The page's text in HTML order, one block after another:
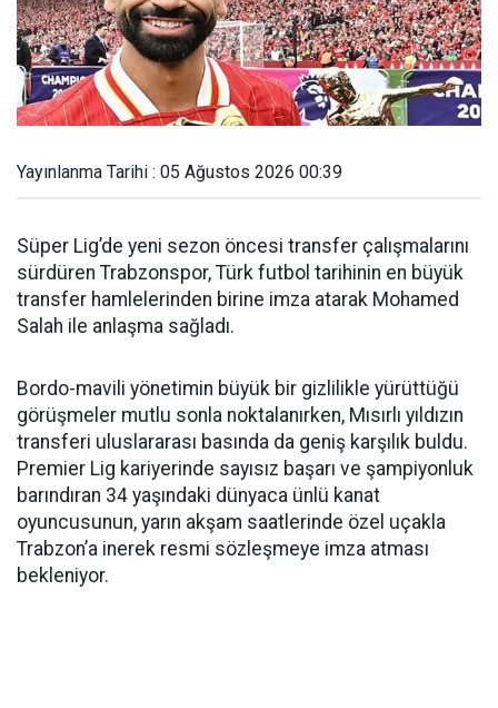
Yayınlanma Tarihi : 05 Ağustos 2026 00:39
Süper Lig’de yeni sezon öncesi transfer çalışmalarını
sürdüren Trabzonspor, Türk futbol tarihinin en büyük
transfer hamlelerinden birine imza atarak Mohamed
Salah ile anlaşma sağladı.
Bordo-mavili yönetimin büyük bir gizlilikle yürüttüğü
görüşmeler mutlu sonla noktalanırken, Mısırlı yıldızın
transferi uluslararası basında da geniş karşılık buldu.
Premier Lig kariyerinde sayısız başarı ve şampiyonluk
barındıran 34 yaşındaki dünyaca ünlü kanat
oyuncusunun, yarın akşam saatlerinde özel uçakla
Trabzon’a inerek resmi sözleşmeye imza atması
bekleniyor.